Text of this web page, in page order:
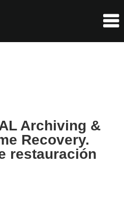
Archiving &
Recovery.
restauración